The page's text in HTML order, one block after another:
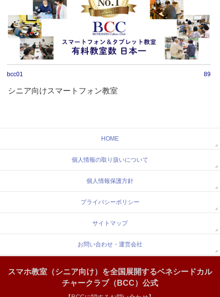
bcc01 89
シニア向けスマートフォン教室
HOME
個人情報の取り扱いについて
個人情報保護方針
プライバシーポリシー
サイトマップ
お問い合わせ・運営会社
スマホ教室（シニア向け）を全国展開するベネシードカル
チャークラブ（BCC）公式